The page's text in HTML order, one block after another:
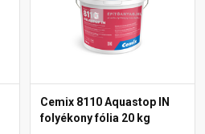
Cemix 8110 Aquastop IN
folyékony fólia 20 kg